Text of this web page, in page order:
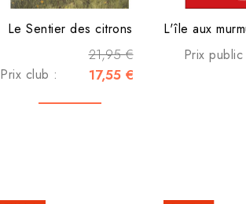
Le Sentier des citrons
21,95 €
Prix club : 17,55 €
Prix public